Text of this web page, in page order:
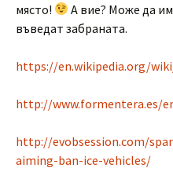
място!
А вие? Може да
въведат забраната.
https://en.wikipedia.org/
http://www.formentera.es/
http://evobsession.com/
aiming-ban-ice-vehicles/